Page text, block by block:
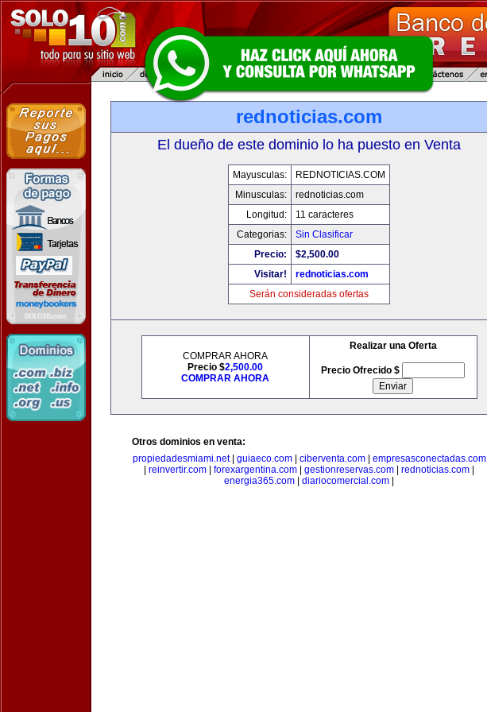
rednoticias.com
El dueño de este dominio lo ha puesto en Venta
Mayusculas:
REDNOTICIAS.COM
Minusculas:
rednoticias.com
Longitud:
11 caracteres
Categorias:
Sin Clasificar
Precio:
$2,500.00
Visitar!
rednoticias.com
Serán consideradas ofertas
COMPRAR AHORA
Precio $2,500.00
COMPRAR AHORA
Realizar una Oferta
Precio Ofrecido $
Otros dominios en venta:
propiedadesmiami.net| guiaeco.com| ciberventa.com| empresasconectadas.com
reinvertir.com forexargentina.com gestionreservas.com rednoticias.com
energia365.com
diariocomercial.com